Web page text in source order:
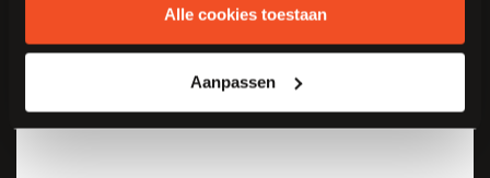
Alle cookies toestaan
Aanpassen